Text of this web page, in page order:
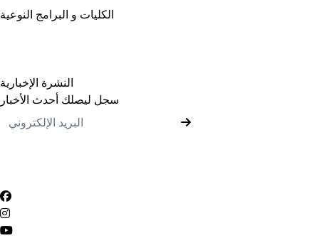
الكليات و البرامج النوعية
النشرة الإخبارية
سجل ليصلك أحدث الأخبار